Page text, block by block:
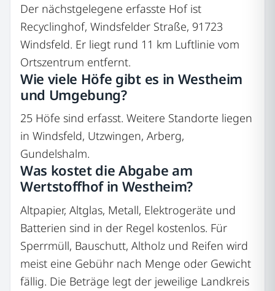
Der nächstgelegene erfasste Hof ist
Recyclinghof, Windsfelder Straße, 91723
Windsfeld. Er liegt rund 11 km Luftlinie vom
Ortszentrum entfernt.
Wie viele Höfe gibt es in Westheim
und Umgebung?
25 Höfe sind erfasst. Weitere Standorte liegen
in Windsfeld, Utzwingen, Arberg,
Gundelshalm.
Was kostet die Abgabe am
Wertstoffhof in Westheim?
Altpapier, Altglas, Metall, Elektrogeräte und
Batterien sind in der Regel kostenlos. Für
Sperrmüll, Bauschutt, Altholz und Reifen wird
meist eine Gebühr nach Menge oder Gewicht
fällig. Die Beträge legt der jeweilige Landkreis